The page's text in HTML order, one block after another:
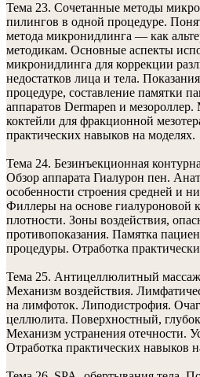
Тема 23. Сочетанные методы
пилингов в одной процедуре.
метода микронидлинга — как
методикам. Основные аспекты
микронидлинга для коррекции
недостатков лица и тела.
процедуре, составление памятки
аппаратов Dermapen и
коктейли для фракционной
практических навыков на моделях.
Тема 24. Безинъекционная
Обзор аппарата Гиалурон пен.
особенности строения средней и
Филлеры на основе гиалуроновой
плотности. Зоны воздействия,
противопоказания. Памятка
процедуры. Отработка
Тема 25. Антицеллюлитный
Механизм воздействия.
на лимфоток. Липодистрофия.
целлюлита. Поверхностный,
Механизм устранения отечности.
Отработка практических навыков